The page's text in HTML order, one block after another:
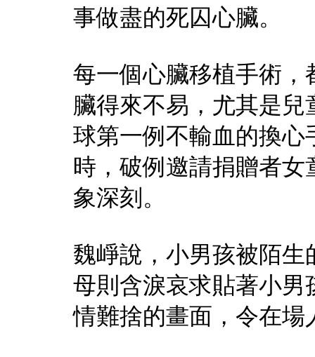
事做盡的死囚心臟。
每一個心臟移植手術
臟得來不易，尤其是
球第一例不輸血的換
時，破例邀請捐贈者
象深刻。
魏崢說，小男孩被陌
母則含淚哀求貼著小
情難捨的畫面，令在場